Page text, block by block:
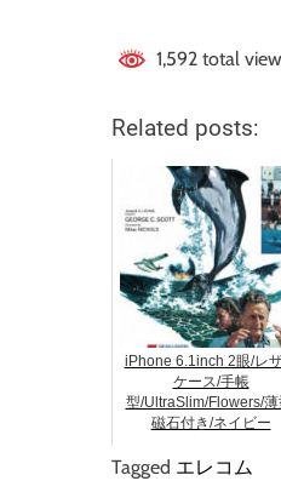
1,592 total
Related posts:
iPhone 6.1inch 2眼/レ
ケース/手帳
型/UltraSlim/Flowers/薄
磁石付き/ネイビー
Tagged エレコム